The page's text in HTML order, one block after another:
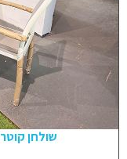
שולחן קוטר 1 מ׳ (שולחן בלבד ללא כסאות)